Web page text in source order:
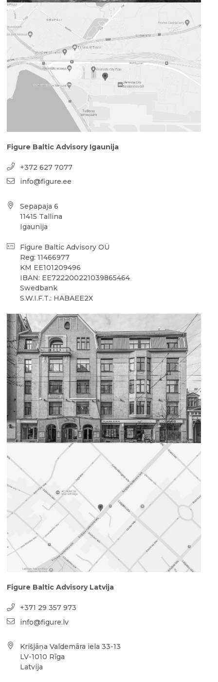
Figure Baltic Advisory Igaunija
+372 627 7077
info@figure.ee
Sepapaja 6
11415 Tallina
Igaunija
Figure Baltic Advisory OÜ
Reg: 11466977
KM EE101209496
IBAN: EE722200221039865464
Swedbank
S.W.I.F.T.: HABAEE2X
Figure Baltic Advisory Latvija
+371 29 357 973
info@figure.lv
Krišjāņa Valdemāra iela 33-13
LV-1010 Rīga
Latvija